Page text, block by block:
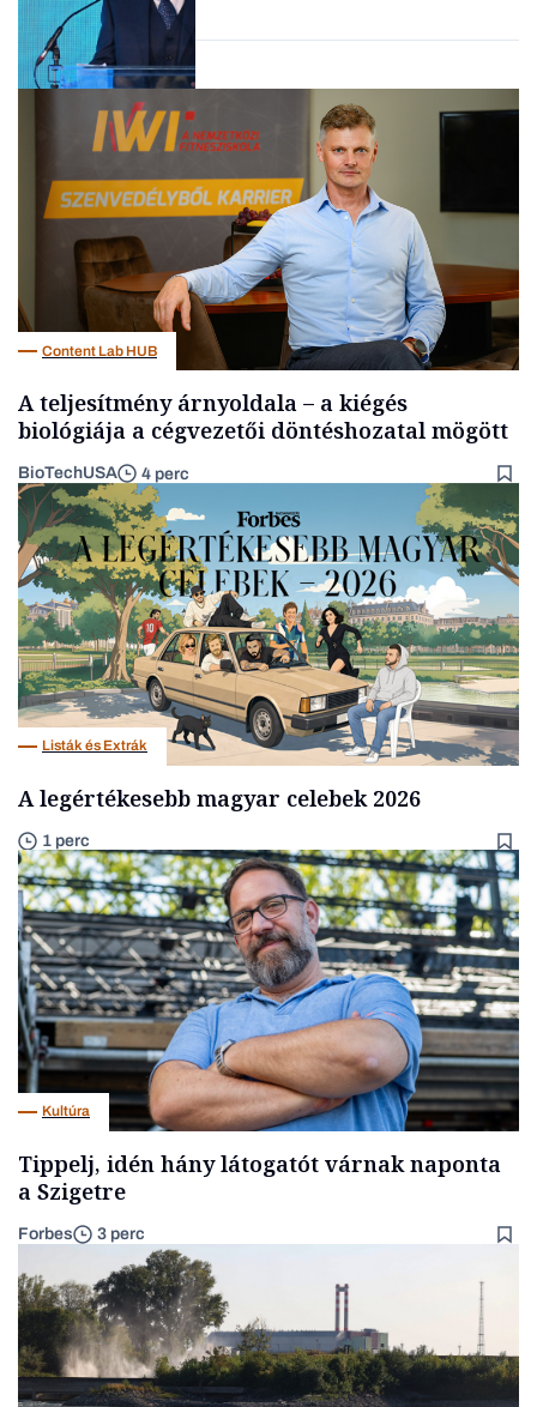
Elszámoltatás
Content Lab HUB
A teljesítmény árnyoldala – a kiégés
biológiája a cégvezetői döntéshozatal mögött
BioTechUSA 4 perc
Listák és Extrák
A legértékesebb magyar celebek 2026
1 perc
Kultúra
Tippelj, idén hány látogatót várnak naponta
a Szigetre
Forbes 3 perc